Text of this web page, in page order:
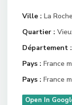
Ville : La
Quartier :
Département :
Pays : France
Pays : France
Open In